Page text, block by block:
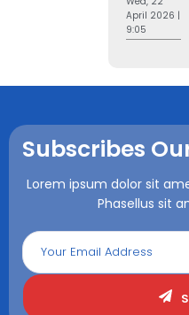
April 2026 |
9:05
Subscribes
Lorem ipsum dolor sit
Phasellus sit